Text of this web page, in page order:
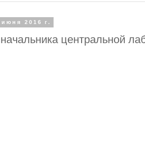
2016 г.
центральной